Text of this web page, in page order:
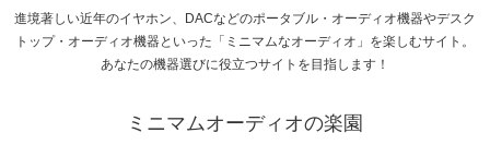
進境著しい近年のイヤホン、DACなどのポータブル・オーディオ機器やデスク
トップ・オーディオ機器といった「ミニマムなオーディオ」を楽しむサイト。
あなたの機器選びに役立つサイトを目指します！
ミニマムオーディオの楽園